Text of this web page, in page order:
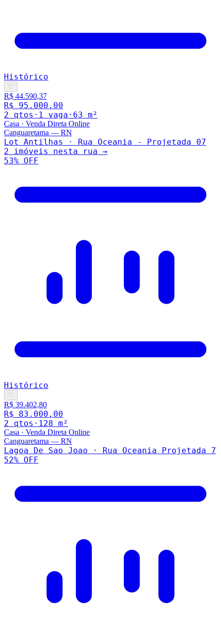
Histórico
♡
R$ 44.590,37
R$ 95.000,00
2 qtos · 1 vaga · 63 m²
Casa · Venda Direta Online
Canguaretama — RN
Lot Antilhas · Rua Oceania - Projetada 07
2 imóveis nesta rua →
53% OFF
Histórico
♡
R$ 39.402,80
R$ 83.000,00
2 qtos · 128 m²
Casa · Venda Direta Online
Canguaretama — RN
Lagoa De Sao Joao · Rua Oceania Projetada 7
52% OFF